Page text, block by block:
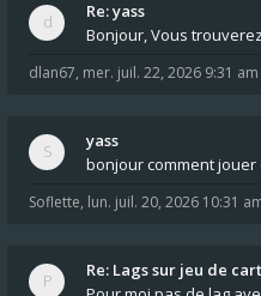
Re: yass
Bonjour, Vous
dlan67, mer. juil. 22, 2026 9:31 am
yass
bonjour comment
Soflette, lun. juil. 20, 2026 10:31
Re: Lags sur jeu de